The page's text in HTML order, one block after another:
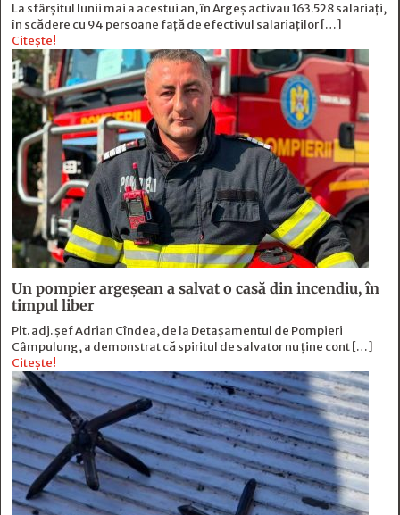
La sfârșitul lunii mai a acestui an, în Argeş activau 163.528 salariați,
în scădere cu 94 persoane faţă de efectivul salariaţilor […]
Citește!
Un pompier argeșean a salvat o casă din incendiu, în
timpul liber
Plt. adj. șef Adrian Cîndea, de la Detașamentul de Pompieri
Câmpulung, a demonstrat că spiritul de salvator nu ține cont […]
Citește!